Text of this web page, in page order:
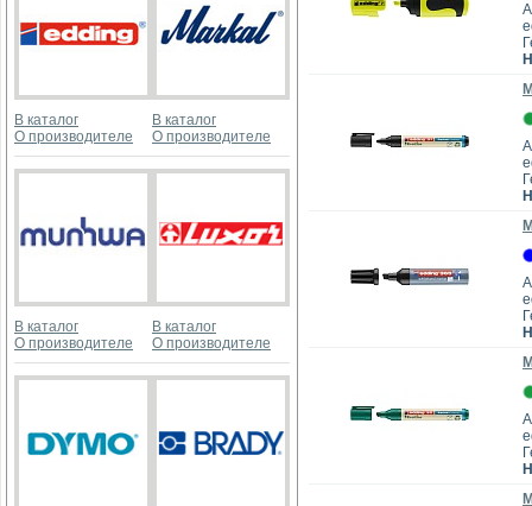
В каталог
О производителе
В каталог
О производителе
В каталог
О производителе
В каталог
О производителе